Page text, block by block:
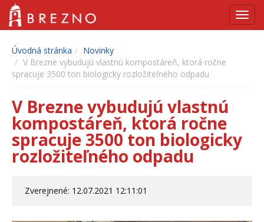
Úvodná stránka
Novinky
V Brezne vybudujú vlastnú kompostáreň, ktorá ročne
spracuje 3500 ton biologicky rozložiteľného odpadu
V Brezne vybudujú vlastnú
kompostáreň, ktorá ročne
spracuje 3500 ton biologicky
rozložiteľného odpadu
Zverejnené: 12.07.2021 12:11:01